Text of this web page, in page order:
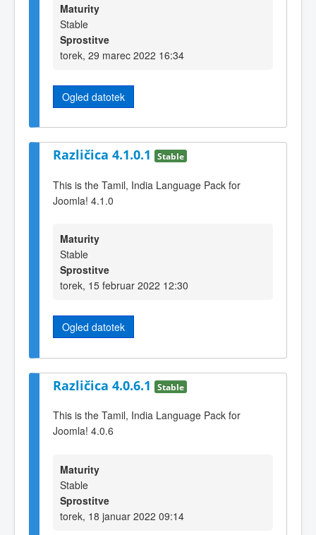
Maturity
Stable
Sprostitve
torek, 29 marec 2022 16:34
Ogled datotek
Različica 4.1.0.1 Stable
This is the Tamil, India Language Pack for
Joomla! 4.1.0
Maturity
Stable
Sprostitve
torek, 15 februar 2022 12:30
Ogled datotek
Različica 4.0.6.1 Stable
This is the Tamil, India Language Pack for
Joomla! 4.0.6
Maturity
Stable
Sprostitve
torek, 18 januar 2022 09:14